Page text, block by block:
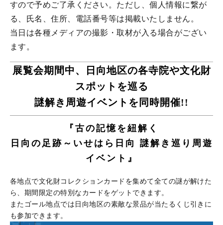
すので予めご了承ください。ただし、個人情報に繋が
る、氏名、住所、電話番号等は掲載いたしません。
当日は各種メディアの撮影・取材が入る場合がござい
ます。
展覧会期間中、 日向地区の各寺院や文化財
スポットを巡る
謎解き周遊イベントを同時開催!!
『古の記憶を紐解く
日向の足跡～いせはら日向 謎解き巡り周遊
イベント』
各地点で文化財コレクションカードを集めて全ての謎が解けた
ら、期間限定の特別なカードをゲットできます。
またゴール地点では日向地区の素敵な景品が当たるくじ引きに
も参加できます。